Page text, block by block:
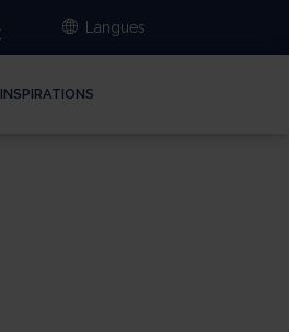
Langues
INSPIRATIONS